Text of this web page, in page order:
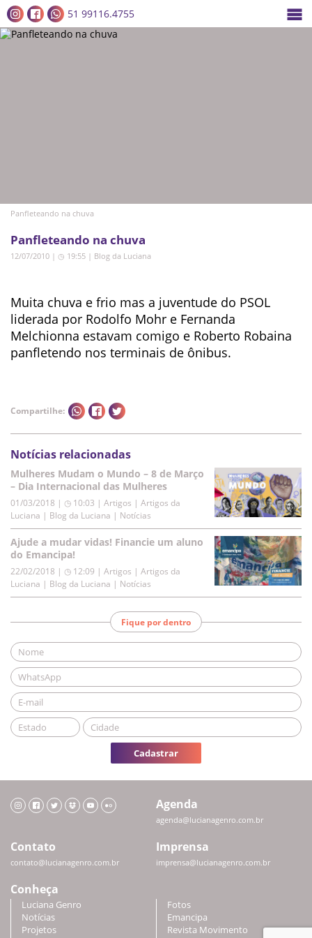
51 99116.4755
Panfleteando na chuva
Panfleteando na chuva
12/07/2010 | ◷ 19:55 | Blog da Luciana
Muita chuva e frio mas a juventude do PSOL
liderada por Rodolfo Mohr e Fernanda
Melchionna estavam comigo e Roberto Robaina
panfletendo nos terminais de ônibus.
Compartilhe:
Notícias relacionadas
Mulheres Mudam o Mundo – 8 de Março
– Dia Internacional das Mulheres
01/03/2018 | ◷ 10:03 | Artigos | Artigos da
Luciana | Blog da Luciana | Notícias
Ajude a mudar vidas! Financie um aluno
do Emancipa!
22/02/2018 | ◷ 12:09 | Artigos | Artigos da
Luciana | Blog da Luciana | Notícias
Fique por dentro
Cadastrar
Agenda
agenda@lucianagenro.com.br
Contato
contato@lucianagenro.com.br
Imprensa
imprensa@lucianagenro.com.br
Conheça
Luciana Genro
Notícias
Projetos
Fotos
Emancipa
Revista Movimento